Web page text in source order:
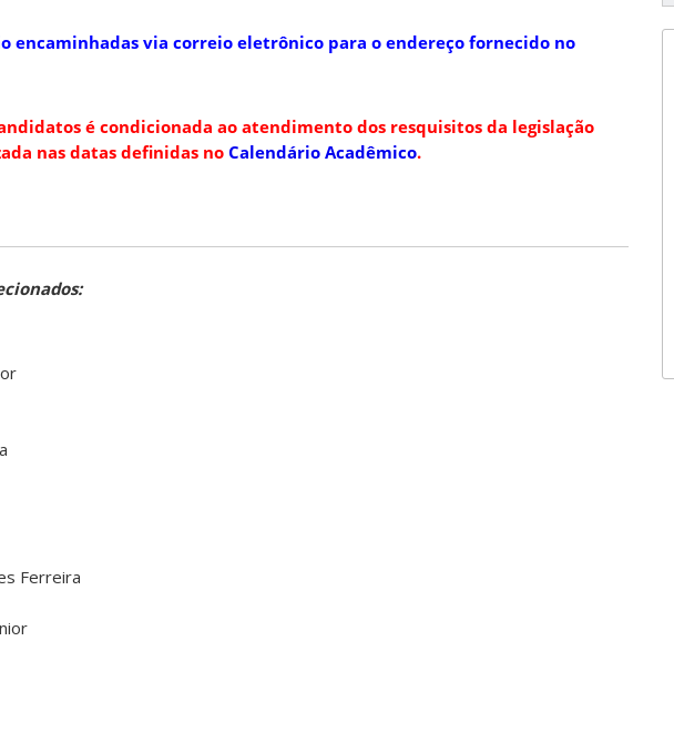
encaminhadas via correio eletrônico para o endereço fornecido no
é condicionada ao atendimento dos resquisitos da legislação
nas datas definidas noCalendário Acadêmico.
Ferreira